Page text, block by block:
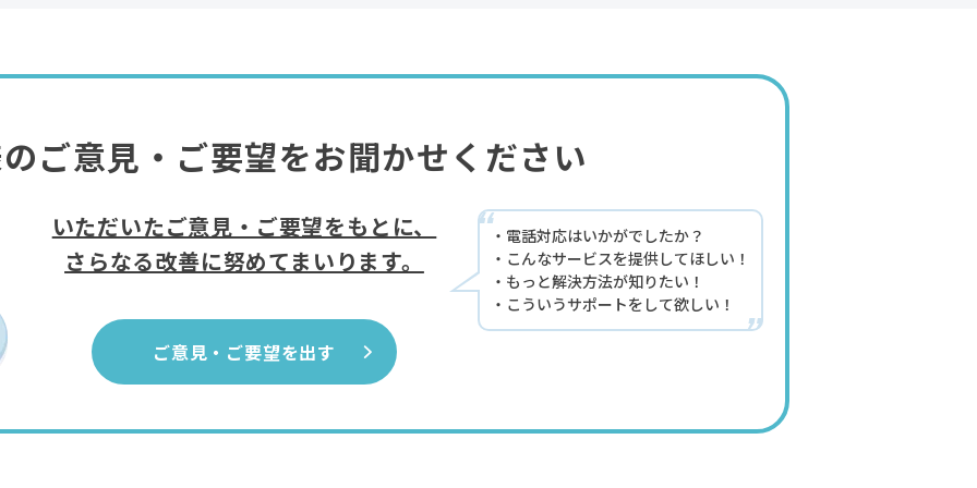
ご意見・ご要望をお聞かせください
“
”
電話対応はいかがでしたか？
こんなサービスを提供してほしい！
もっと解決方法が知りたい！
こういうサポートをして欲しい！
いただいたご意見・ご要望をもとに、
さらなる改善に努めてまいります。
ご意見・ご要望を出す